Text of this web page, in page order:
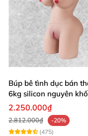
Búp bê tình dục bán
6kg silicon nguyên
cấp giá rẻ
2.250.000₫
2.812.000₫
-20%
(475)